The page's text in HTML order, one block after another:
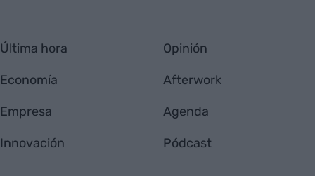
Última hora
Economía
Empresa
Innovación
Opinión
Afterwork
Agenda
Pódcast